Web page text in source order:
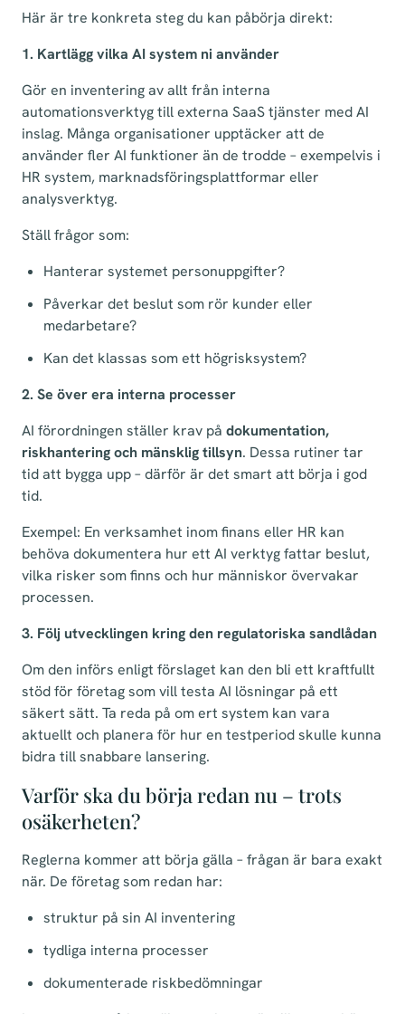
Här är tre konkreta steg du kan påbörja direkt:
1. Kartlägg vilka AI system ni använder
Gör en inventering av allt från interna
automationsverktyg till externa SaaS tjänster med AI
inslag. Många organisationer upptäcker att de
använder fler AI funktioner än de trodde – exempelvis i
HR system, marknadsföringsplattformar eller
analysverktyg.
Ställ frågor som:
Hanterar systemet personuppgifter?
Påverkar det beslut som rör kunder eller
medarbetare?
Kan det klassas som ett högrisksystem?
2. Se över era interna processer
AI förordningen ställer krav på dokumentation,
riskhantering och mänsklig tillsyn. Dessa rutiner tar
tid att bygga upp – därför är det smart att börja i god
tid.
Exempel: En verksamhet inom finans eller HR kan
behöva dokumentera hur ett AI verktyg fattar beslut,
vilka risker som finns och hur människor övervakar
processen.
3. Följ utvecklingen kring den regulatoriska sandlådan
Om den införs enligt förslaget kan den bli ett kraftfullt
stöd för företag som vill testa AI lösningar på ett
säkert sätt. Ta reda på om ert system kan vara
aktuellt och planera för hur en testperiod skulle kunna
bidra till snabbare lansering.
Varför ska du börja redan nu – trots
osäkerheten?
Reglerna kommer att börja gälla – frågan är bara exakt
när. De företag som redan har:
struktur på sin AI inventering
tydliga interna processer
dokumenterade riskbedömningar